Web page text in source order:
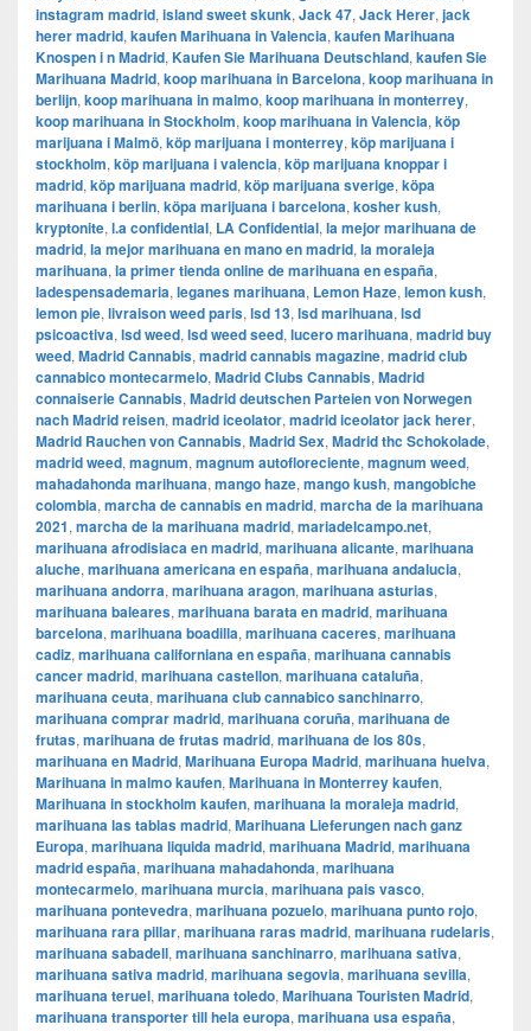
instagram madrid, island sweet skunk, Jack 47, Jack Herer, jack
herer madrid, kaufen Marihuana in Valencia, kaufen Marihuana
Knospen i n Madrid, Kaufen Sie Marihuana Deutschland, kaufen Sie
Marihuana Madrid, koop marihuana in Barcelona, koop marihuana in
berlijn, koop marihuana in malmo, koop marihuana in monterrey,
koop marihuana in Stockholm, ​​koop marihuana in Valencia, köp
marijuana i Malmö, köp marijuana i monterrey, köp marijuana i
stockholm, ​​köp marijuana i valencia, köp marijuana knoppar i
madrid, köp marijuana madrid, köp marijuana sverige, köpa
marihuana i berlin, köpa marijuana i barcelona, kosher kush,
kryptonite, l.a confidential, LA Confidential, la mejor marihuana de
madrid, la mejor marihuana en mano en madrid, la moraleja
marihuana, la primer tienda online de marihuana en españa,
ladespensademaria, leganes marihuana, Lemon Haze, lemon kush,
lemon pie, livraison weed paris, lsd 13, lsd marihuana, lsd
psicoactiva, lsd weed, lsd weed seed, lucero marihuana, madrid buy
weed, Madrid Cannabis, madrid cannabis magazine, madrid club
cannabico montecarmelo, Madrid Clubs Cannabis, Madrid
connaiserie Cannabis, Madrid deutschen Parteien von Norwegen
nach Madrid reisen, madrid iceolator, madrid iceolator jack herer,
Madrid Rauchen von Cannabis, Madrid Sex, Madrid thc Schokolade,
madrid weed, magnum, magnum autofloreciente, magnum weed,
mahadahonda marihuana, mango haze, mango kush, mangobiche
colombia, marcha de cannabis en madrid, marcha de la marihuana
2021, marcha de la marihuana madrid, mariadelcampo.net,
marihuana afrodisiaca en madrid, marihuana alicante, marihuana
aluche, marihuana americana en españa, marihuana andalucia,
marihuana andorra, marihuana aragon, marihuana asturias,
marihuana baleares, marihuana barata en madrid, marihuana
barcelona, marihuana boadilla, marihuana caceres, marihuana
cadiz, marihuana californiana en españa, marihuana cannabis
cancer madrid, marihuana castellon, marihuana cataluña,
marihuana ceuta, marihuana club cannabico sanchinarro,
marihuana comprar madrid, marihuana coruña, marihuana de
frutas, marihuana de frutas madrid, marihuana de los 80s,
marihuana en Madrid, Marihuana Europa Madrid, marihuana huelva,
Marihuana in malmo kaufen, Marihuana in Monterrey kaufen,
Marihuana in stockholm kaufen, marihuana la moraleja madrid,
marihuana las tablas madrid, Marihuana Lieferungen nach ganz
Europa, marihuana liquida madrid, marihuana Madrid, marihuana
madrid españa, marihuana mahadahonda, marihuana
montecarmelo, marihuana murcia, marihuana pais vasco,
marihuana pontevedra, marihuana pozuelo, marihuana punto rojo,
marihuana rara pillar, marihuana raras madrid, marihuana rudelaris,
marihuana sabadell, marihuana sanchinarro, marihuana sativa,
marihuana sativa madrid, marihuana segovia, marihuana sevilla,
marihuana teruel, marihuana toledo, Marihuana Touristen Madrid,
marihuana transporter till hela europa, marihuana usa españa,